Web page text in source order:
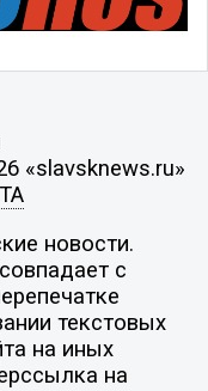
«slavsknews.ru»
новости.
с
текстовых
на иных
на